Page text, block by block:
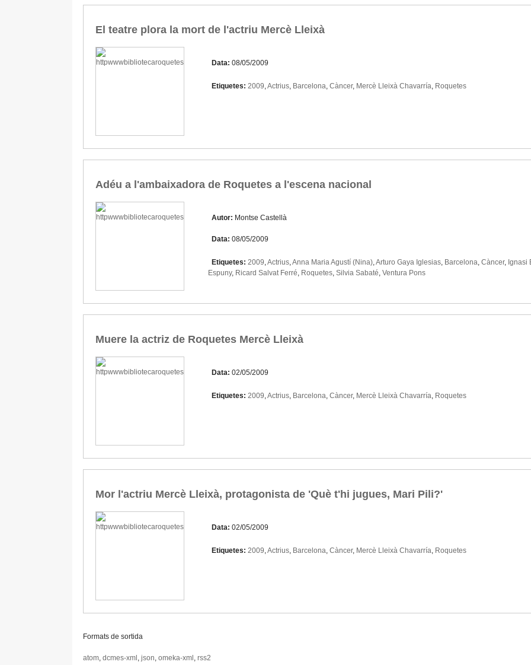
El teatre plora la mort de l'actriu Mercè Lleixà
Data: 08/05/2009
Etiquetes: 2009,Actrius, Barcelona, Càncer, Mercè Lleixà Chavarría, Roquetes
Adéu a l'ambaixadora de Roquetes a l'escena nacional
Autor: Montse Castellà
Data: 08/05/2009
Etiquetes: 2009,Actrius,Anna Maria Agustí (Nina),Arturo Gaya Iglesias, Barcelona, Càncer, Ignasi
Espuny, Ricard Salvat Ferré, Roquetes, Silvia Sabaté, Ventura Pons
Muere la actriz de Roquetes Mercè Lleixà
Data: 02/05/2009
Etiquetes: 2009,Actrius, Barcelona, Càncer, Mercè Lleixà Chavarría, Roquetes
Mor l'actriu Mercè Lleixà, protagonista de 'Què t'hi jugues, Mari Pili?'
Data: 02/05/2009
Etiquetes: 2009,Actrius, Barcelona, Càncer, Mercè Lleixà Chavarría, Roquetes
Formats de sortida
atom, dcmes-xml , json, omeka-xml , rss2